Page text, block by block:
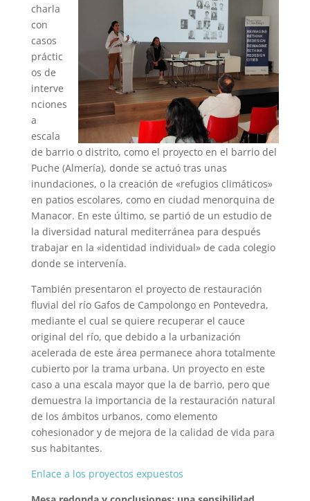
charla
con
casos
práctic
os de
interve
nciones
a
escala
de barrio o distrito, como el proyecto en el barrio del
Puche (Almería), donde se actuó tras unas
inundaciones, o la creación de «refugios climáticos»
en patios escolares, como en ciudad menorquina de
Manacor. En este último, se partió de un estudio de
la diversidad natural mediterránea para después
trabajar en la «identidad individual» de cada colegio
donde se intervenía.
También presentaron el proyecto de restauración
fluvial del río Gafos de Campolongo en Pontevedra,
mediante el cual se quiere recuperar el cauce
original del río, que debido a la urbanización
acelerada de este área permanece ahora totalmente
cubierto por la trama urbana. Un proyecto en este
caso a una escala mayor que la de barrio, pero que
demuestra la importancia de la restauración natural
de los ámbitos urbanos, como elemento
cohesionador y de mejora de la calidad de vida para
sus habitantes.
Enlace a los proyectos expuestos